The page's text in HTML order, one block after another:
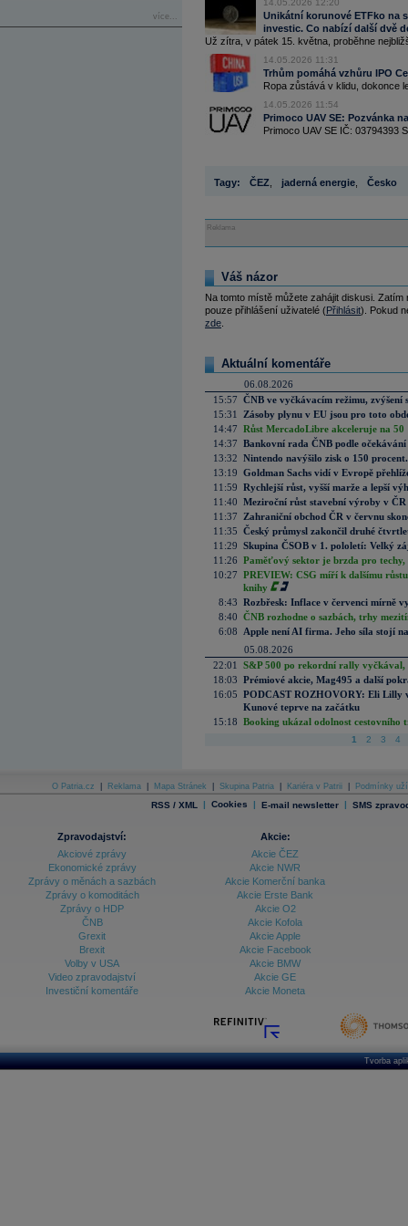
více...
14.05.2026 12:20
Unikátní korunové ETFko na
investic. Co nabízí další dvě
Už zítra, v pátek 15. května, proběhne
14.05.2026 11:31
Trhům pomáhá vzhůru IPO
Ropa zůstává v klidu, dokonce
14.05.2026 11:54
Primoco UAV SE: Pozvánka
Primoco UAV SE IČ: 03794393
Tagy: ČEZ jaderná energie Česko
Reklama
Váš názor
Na tomto místě můžete zahájit diskusi.
pouze přihlášení uživatelé (Přihlásit). Pokud
zde
Aktuální komentáře
06.08.2026
15:57 ČNB ve vyčkávacím režimu, zvýšení
15:31
Zásoby plynu v EU jsou pro toto
14:47 Růst MercadoLibre akceleruje na
14:37 Bankovní rada ČNB podle
13:32 Nintendo navýšilo zisk o 150
13:19 Goldman Sachs vidí v Evropě
11:59 Rychlejší růst, vyšší marže a lepší
11:40 Meziroční růst stavební výroby v
11:37
Zahraniční obchod ČR v červnu
11:35 Český průmysl zakončil druhé
11:29 Skupina ČSOB v 1. pololetí: Velký
11:26 Paměťový sektor je brzda pro techy,
10:27 PREVIEW: CSG míří k dalšímu
knihy
8:43 Rozbřesk: Inflace v červenci mírně
8:40 ČNB rozhodne o sazbách, trhy
6:08
Apple není AI firma. Jeho síla stojí
05.08.2026
22:01
S&P 500 po rekordní rally vyčkával,
18:03 Prémiové akcie, Mag495 a další
16:05 PODCAST ROZHOVORY: Eli Lilly
Kunové teprve na začátku
15:18 Booking ukázal odolnost cestovního
1 2 3 4
O Patria.cz Reklama Mapa Stránek Skupina Patria Kariéra v Patrii Podmínky
RSS / XML | Cookies | E-mail newsletter | SMS
Zpravodajství:
Akciové zprávy
Ekonomické zprávy
Zprávy o měnách a sazbách
Zprávy o komoditách
Zprávy o HDP
ČNB
Grexit
Brexit
Volby v USA
Video zpravodajství
Investiční komentáře
Akcie:
Akcie ČEZ
Akcie NWR
Akcie Komerční banka
Akcie Erste Bank
Akcie O2
Akcie Kofola
Akcie Apple
Akcie Facebook
Akcie BMW
Akcie GE
Akcie Moneta
Tvorba